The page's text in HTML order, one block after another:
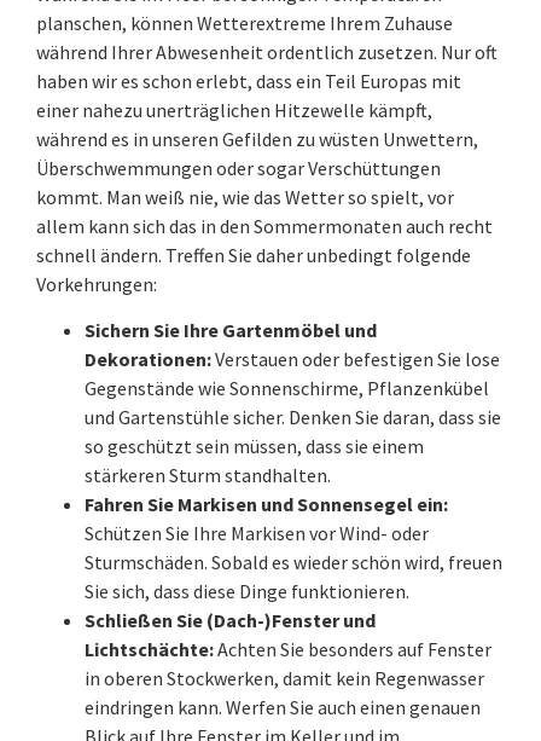
planschen, können Wetterextreme Ihrem Zuhause
während Ihrer Abwesenheit ordentlich zusetzen. Nur oft
haben wir es schon erlebt, dass ein Teil Europas mit
einer nahezu unerträglichen Hitzewelle kämpft,
während es in unseren Gefilden zu wüsten Unwettern,
Überschwemmungen oder sogar Verschüttungen
kommt. Man weiß nie, wie das Wetter so spielt, vor
allem kann sich das in den Sommermonaten auch recht
schnell ändern. Treffen Sie daher unbedingt folgende
Vorkehrungen:
Sichern Sie Ihre Gartenmöbel und
Dekorationen:Verstauen oder befestigen Sie lose
Gegenstände wie Sonnenschirme, Pflanzenkübel
und Gartenstühle sicher. Denken Sie daran, dass sie
so geschützt sein müssen, dass sie einem
stärkeren Sturm standhalten.
Fahren Sie Markisen und Sonnensegel ein:
Schützen Sie Ihre Markisen vor Wind- oder
Sturmschäden. Sobald es wieder schön wird, freuen
Sie sich, dass diese Dinge funktionieren.
Schließen Sie (Dach-)Fenster und
Lichtschächte:Achten Sie besonders auf Fenster
in oberen Stockwerken, damit kein Regenwasser
eindringen kann. Werfen Sie auch einen genauen